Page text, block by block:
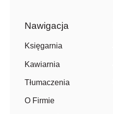
Nawigacja
Księgarnia
Kawiarnia
Tłumaczenia
O Firmie